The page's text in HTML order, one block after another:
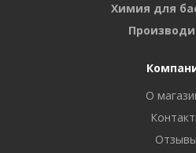
Химия для
О
Отзывы